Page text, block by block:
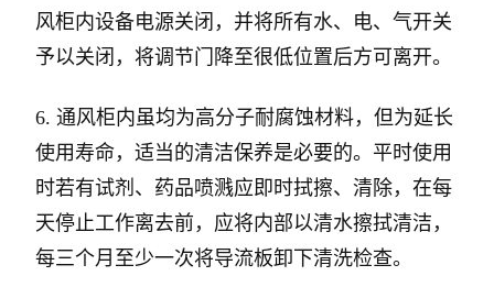
风柜内设备电源关闭，并将所有水、电、气开关
予以关闭，将调节门降至很低位置后方可离开。
6. 通风柜内虽均为高分子耐腐蚀材料，但为延长
使用寿命，适当的清洁保养是必要的。平时使用
时若有试剂、药品喷溅应即时拭擦、清除，在每
天停止工作离去前，应将内部以清水擦拭清洁，
每三个月至少一次将导流板卸下清洗检查。